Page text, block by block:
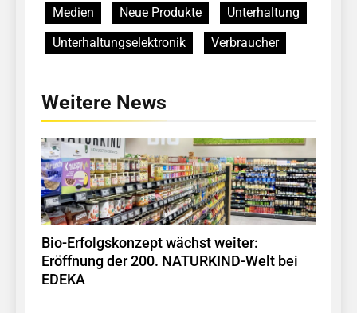
Medien
Neue Produkte
Unterhaltung
Unterhaltungselektronik
Verbraucher
Weitere News
Bio-Erfolgskonzept wächst weiter:
Eröffnung der 200. NATURKIND-Welt bei
EDEKA